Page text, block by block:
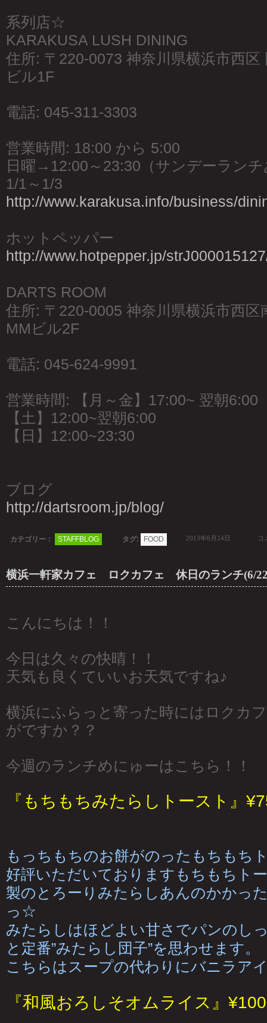
系列店☆
KARAKUSA LUSH DINING
住所: 〒220-0073 神奈川県横浜市西区
ビル1F
電話: 045-311-3303
営業時間: 18:00 から 5:00
日曜→12:00～23:30（サンデーラン
1/1～1/3
http://www.karakusa.info/business/
ホットペッパー
http://www.hotpepper.jp/
DARTS ROOM
住所: 〒220-0005 神奈川県横浜市西区
MMビル2F
電話: 045-624-9991
営業時間: 【月～金】17:00~ 翌朝6:00
【土】12:00~翌朝6:00
【日】12:00~23:30
ブログ
http://dartsroom.jp/blog/
カテゴリー： STAFFBLOG タグ: FOOD 2013年6月24日 コ
横浜一軒家カフェ ロクカフェ 休日のランチ(6/
こんにちは！！
今日は久々の快晴！！
天気も良くていいお天気ですね♪
横浜にふらっと寄った時にはロクカ
がですか？？
今週のランチめにゅーはこちら！！
『もちもちみたらしトースト』
もっちもちのお餅がのったもちもち
好評いただいておりますもちもちト
製のとろーりみたらしあんのかかっ
っ☆
みたらしはほどよい甘さでパンのし
と定番”みたらし団子”を思わせます。
こちらはスープの代わりにバニラア
『和風おろしそオムライス』